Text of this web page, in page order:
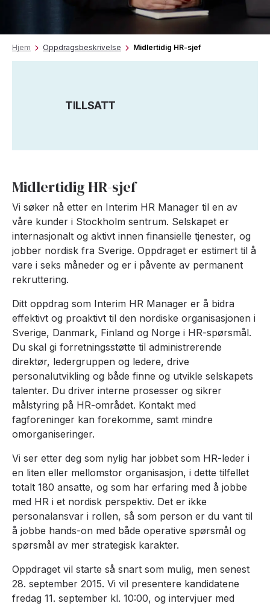
Hjem Oppdragsbeskrivelse Midlertidig HR-sjef
TILLSATT
Midlertidig HR-sjef
Vi søker nå etter en Interim HR Manager til en av
våre kunder i Stockholm sentrum. Selskapet er
internasjonalt og aktivt innen finansielle tjenester, og
jobber nordisk fra Sverige. Oppdraget er estimert til å
vare i seks måneder og er i påvente av permanent
rekruttering.
Ditt oppdrag som Interim HR Manager er å bidra
effektivt og proaktivt til den nordiske organisasjonen i
Sverige, Danmark, Finland og Norge i HR-spørsmål.
Du skal gi forretningsstøtte til administrerende
direktør, ledergruppen og ledere, drive
personalutvikling og både finne og utvikle selskapets
talenter. Du driver interne prosesser og sikrer
målstyring på HR-området. Kontakt med
fagforeninger kan forekomme, samt mindre
omorganiseringer.
Vi ser etter deg som nylig har jobbet som HR-leder i
en liten eller mellomstor organisasjon, i dette tilfellet
totalt 180 ansatte, og som har erfaring med å jobbe
med HR i et nordisk perspektiv. Det er ikke
personalansvar i rollen, så som person er du vant til
å jobbe hands-on med både operative spørsmål og
spørsmål av mer strategisk karakter.
Oppdraget vil starte så snart som mulig, men senest
28. september 2015. Vi vil presentere kandidatene
fredag 11. september kl. 10:00, og intervjuer med